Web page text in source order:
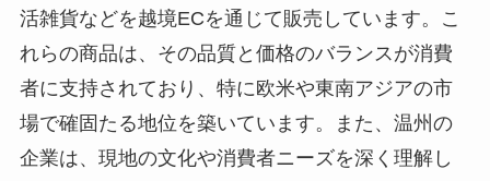
活雑貨などを越境ECを通じて販売しています。こ
れらの商品は、その品質と価格のバランスが消費
者に支持されており、特に欧米や東南アジアの市
場で確固たる地位を築いています。また、温州の
企業は、現地の文化や消費者ニーズを深く理解し